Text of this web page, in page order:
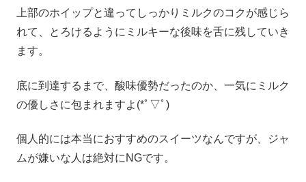
上部のホイップと違ってしっかりミルクのコクが感じら
れて、とろけるようにミルキーな後味を舌に残していき
ます。
底に到達するまで、酸味優勢だったのか、一気にミルク
の優しさに包まれますよ(*ﾟ▽ﾟ)
個人的には本当におすすめのスイーツなんですが、ジャ
ムが嫌いな人は絶対にNGです。